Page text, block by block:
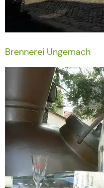
Brennerei Ungemach